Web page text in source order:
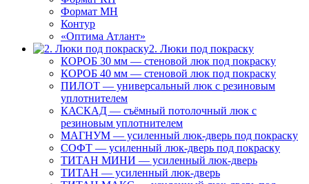
Формат МН
Контур
«Оптима Атлант»
2. Люки под покраску
КОРОБ 30 мм — стеновой люк под покраску
КОРОБ 40 мм — стеновой люк под покраску
ПИЛОТ — универсальный люк с резиновым
уплотнителем
КАСКАД — съёмный потолочный люк с
резиновым уплотнителем
МАГНУМ — усиленный люк-дверь под покраску
СОФТ — усиленный люк-дверь под покраску
ТИТАН МИНИ — усиленный люк-дверь
ТИТАН — усиленный люк-дверь